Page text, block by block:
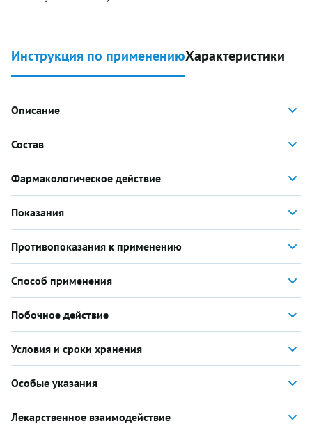
Инструкция по применениюХарактеристики
Описание
Состав
Фармакологическое действие
Показания
Противопоказания к применению
Способ применения
Побочное действие
Условия и сроки хранения
Особые указания
Лекарственное взаимодействие